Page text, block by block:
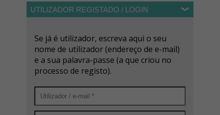
UTILIZADOR REGISTADO / LOGIN
Se já é utilizador, escreva aqui o seu
nome de utilizador (endereço de e-mail)
e a sua palavra-passe (a que criou no
processo de registo).